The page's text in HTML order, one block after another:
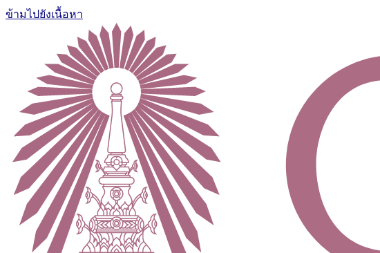
ข้ามไปยังเนื้อหา